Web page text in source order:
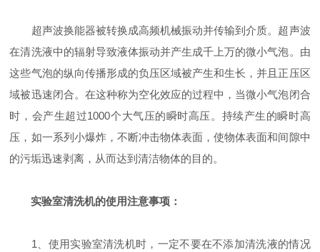
超声波换能器被转换成高频机械振动并传输到介质。超声波
在清洗液中的辐射导致液体振动并产生成千上万的微小气泡。由
这些气泡的纵向传播形成的负压区域被产生和生长，并且正压区
域被迅速闭合。在这种称为空化效应的过程中，当微小气泡闭合
时，会产生超过1000个大气压的瞬时高压。持续产生的瞬时高
压，如一系列小爆炸，不断冲击物体表面，使物体表面和间隙中
的污垢迅速剥离，从而达到清洁物体的目的。
实验室清洗机的使用注意事项：
1、使用实验室清洗机时，一定不要在不添加清洗液的情况